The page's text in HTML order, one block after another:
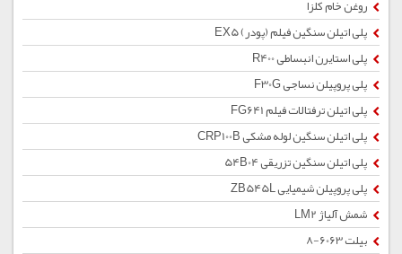
روغن خام کلزا
پلی اتیلن سنگین فیلم (پودر) EX5
پلی استایرن انبساطی R400
پلی پروپیلن نساجی F30G
پلی اتیلن ترفتالات فیلم FG641
پلی اتیلن سنگین لوله مشکی CRP100B
پلی اتیلن سنگین تزریقی 54B04
پلی پروپیلن شیمیایی ZB545L
شمش آلیاژ LM2
بیلت 6063-8